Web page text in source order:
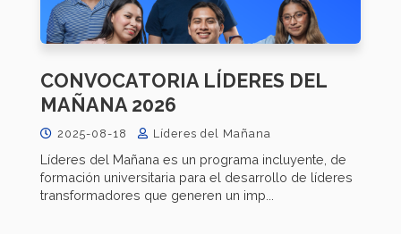
CONVOCATORIA LÍDERES DEL
MAÑANA 2026
2025-08-18 Líderes del Mañana
Líderes del Mañana es un programa incluyente, de
formación universitaria para el desarrollo de líderes
transformadores que generen un imp...